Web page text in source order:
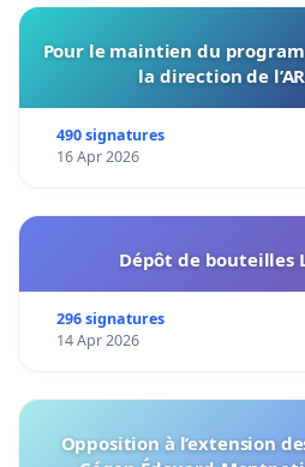
Pour le maintien du
la direction de
490 signatures
16 Apr 2026
Dépôt de bouteilles
296 signatures
14 Apr 2026
Opposition à l’extension